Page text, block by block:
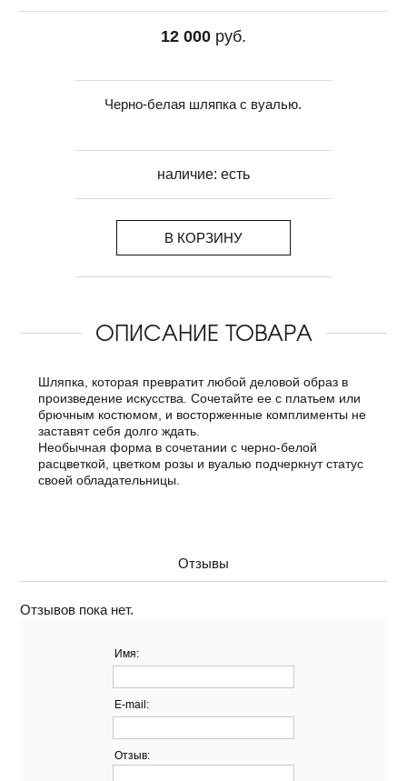
Черно-белая шляпка с вуалью.
наличие: есть
12 000руб.
В КОРЗИНУ
ОПИСАНИЕ ТОВАРА
Шляпка, которая превратит любой деловой образ в
произведение искусства. Сочетайте ее с платьем или
брючным костюмом, и восторженные комплименты не
заставят себя долго ждать.
Необычная форма в сочетании с черно-белой
расцветкой, цветком розы и вуалью подчеркнут статус
своей обладательницы.
Отзывы
Отзывов пока нет.
Имя:
E-mail:
Отзыв: